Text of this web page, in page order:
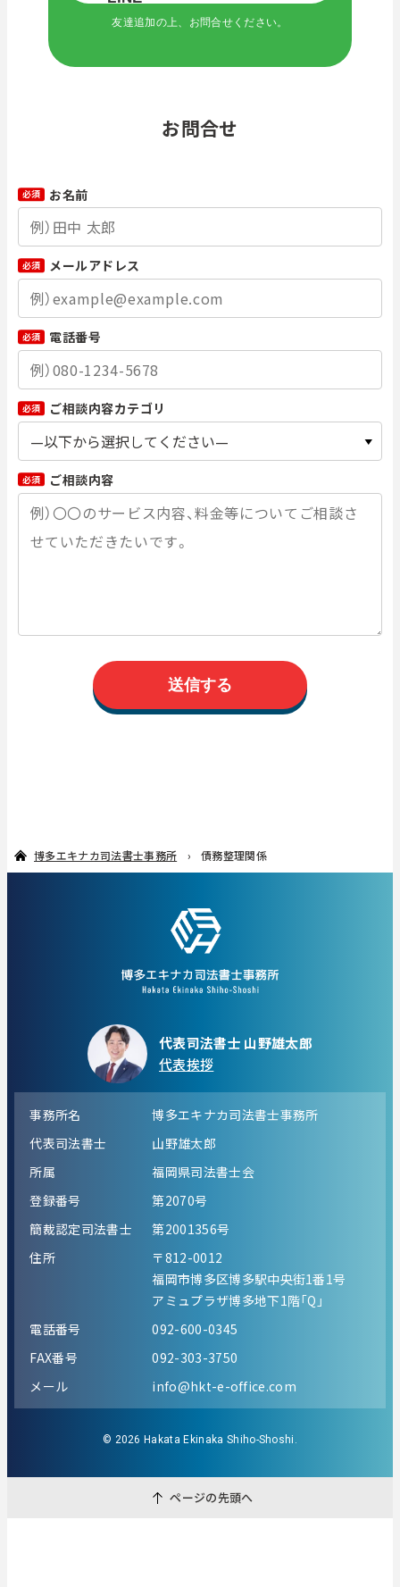
友達追加の上、お問合せください。
お問合せ
お名前
必須
メールアドレス
必須
電話番号
必須
ご相談内容カテゴリ
必須
ご相談内容
必須
博多エキナカ司法書士事務所 債務整理関係
代表司法書士 山野雄太郎
代表挨拶
事務所名
博多エキナカ司法書士事務所
代表司法書士
山野雄太郎
所属
福岡県司法書士会
登録番号
第2070号
簡裁認定司法書士
第2001356号
住所
〒812-0012
福岡市博多区博多駅中央街1番1号
アミュプラザ博多地下1階「Q」
電話番号
092-600-0345
FAX番号
092-303-3750
メール
info@hkt-e-office.com
© 2026 Hakata Ekinaka Shiho-Shoshi.
ページの先頭へ